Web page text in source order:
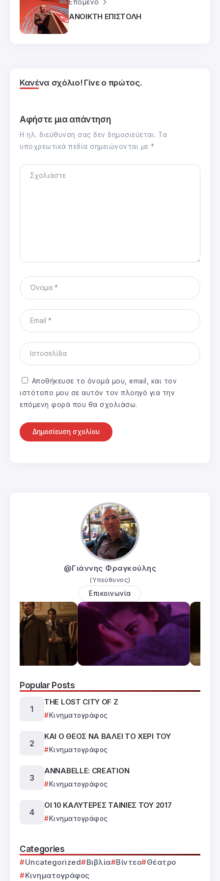
Επόμενο
ΑΝΟΙΚΤΗ ΕΠΙΣΤΟΛΗ
Κανένα σχόλιο! Γίνε ο πρώτος.
Αφήστε μια απάντηση
Η ηλ. διεύθυνση σας δεν δημοσιεύεται. Τα
υποχρεωτικά πεδία σημειώνονται με *
Αποθήκευσε το όνομά μου, email, και τον
ιστότοπο μου σε αυτόν τον πλοηγό για την
επόμενη φορά που θα σχολιάσω.
@Γιάννης Φραγκούλης
(Υπεύθυνος)
Επικοινωνία
Popular Posts
THE LOST CITY OF Z
Κινηματογράφος
ΚΑΙ Ο ΘΕΟΣ ΝΑ ΒΑΛΕΙ ΤΟ ΧΕΡΙ ΤΟΥ
Κινηματογράφος
ANNABELLE: CREATION
Κινηματογράφος
ΟΙ 10 ΚΑΛΥΤΕΡΕΣ ΤΑΙΝΙΕΣ ΤΟΥ 2017
Κινηματογράφος
Categories
Uncategorized Βιβλία Βίντεο
Θέατρο
Κινηματογράφος